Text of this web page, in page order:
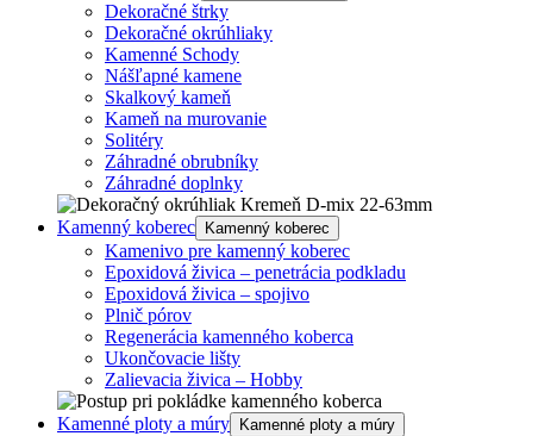
Dekoračné štrky
Dekoračné okrúhliaky
Kamenné Schody
Nášľapné kamene
Skalkový kameň
Kameň na murovanie
Solitéry
Záhradné obrubníky
Záhradné doplnky
Kamenný koberec Kamenný koberec
Kamenivo pre kamenný koberec
Epoxidová živica – penetrácia podkladu
Epoxidová živica – spojivo
Plnič pórov
Regenerácia kamenného koberca
Ukončovacie lišty
Zalievacia živica – Hobby
Kamenné ploty a múry Kamenné ploty a múry